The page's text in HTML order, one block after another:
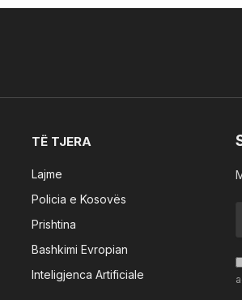
TË TJERA
Lajme
Policia e Kosovës
Prishtina
Bashkimi Evropian
Inteligjenca Artificiale